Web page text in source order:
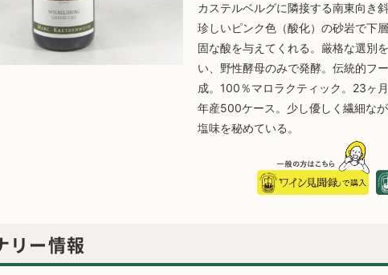
カステルベルグに隣接する南東向き
珍しいピンク色（酸化）の砂岩で下
固な酸を与えてくれる。厳格な選別
い、野性酵母のみで発酵。伝統的フ
成。100％マロラクティック。23ヶ月
年産500ケース。少し優しく繊細な
塩味を秘めている。
リー情報